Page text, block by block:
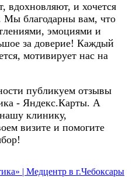
и хочется
Мы благодарны вам, что
эмоциями и
за доверие! Каждый
мотивирует нас на
публикуем отзывы
- Яндекс.Карты. А
клинику,
визите и помогите